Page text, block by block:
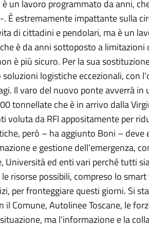
un lavoro programmato da anni,
-. È estremamente impattante sulla
di cittadini e pendolari, ma è un
è da anni sottoposto a limitazioni
è più sicuro. Per la sua
logistiche eccezionali, con
Il varo del nuovo ponte avverrà in
tonnellate che è in arrivo dalla
voluta da RFI appositamente per
però – ha aggiunto Boni – deve
e gestione dell’emergenza,
Università ed enti vari perché tutti
risorse possibili, compreso lo
per fronteggiare questi giorni. Si
Comune, Autolinee Toscane, le
ma l’informazione e la